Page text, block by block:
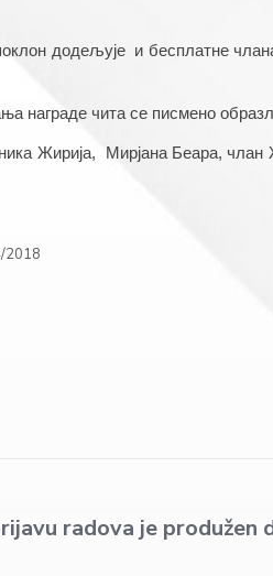
додељује  и бесплатне
награде чита се писмено
Жирија,  Мирјана Беара,
2018
radova je produžen